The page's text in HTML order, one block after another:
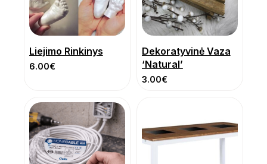
Liejimo Rinkinys
6.00€
Dekoratyvinė Vaza
‘Natural’
3.00€